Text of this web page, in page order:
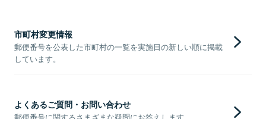
市町村変更情報
郵便番号を公表した市町村の一覧を実施日の新しい順に掲載
しています。
よくあるご質問・お問い合わせ